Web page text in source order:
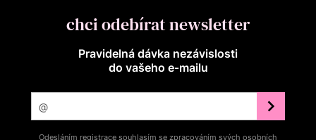
chci odebírat newsletter
Pravidelná dávka nezávislosti
do vašeho e‑mailu
Odesláním registrace souhlasím se zpracováním svých osobních